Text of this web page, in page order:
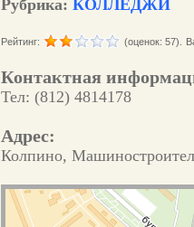
Рубрика: КОЛЛЕДЖИ
Рейтинг: (оценок: 57).
Контактная
Тел: (812) 4814178
Адрес:
Колпино,